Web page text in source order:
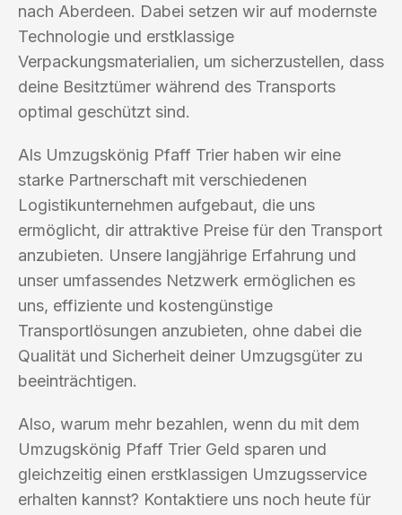
nach Aberdeen. Dabei setzen wir auf modernste
Technologie und erstklassige
Verpackungsmaterialien, um sicherzustellen, dass
deine Besitztümer während des Transports
optimal geschützt sind.
Als Umzugskönig Pfaff Trier haben wir eine
starke Partnerschaft mit verschiedenen
Logistikunternehmen aufgebaut, die uns
ermöglicht, dir attraktive Preise für den Transport
anzubieten. Unsere langjährige Erfahrung und
unser umfassendes Netzwerk ermöglichen es
uns, effiziente und kostengünstige
Transportlösungen anzubieten, ohne dabei die
Qualität und Sicherheit deiner Umzugsgüter zu
beeinträchtigen.
Also, warum mehr bezahlen, wenn du mit dem
Umzugskönig Pfaff Trier Geld sparen und
gleichzeitig einen erstklassigen Umzugsservice
erhalten kannst? Kontaktiere uns noch heute für